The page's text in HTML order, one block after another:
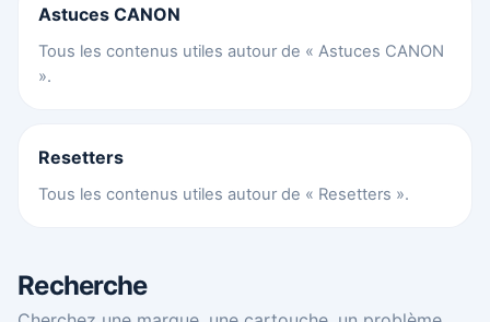
Astuces CANON
Tous les contenus utiles autour de « Astuces CANON
».
Resetters
Tous les contenus utiles autour de « Resetters ».
Recherche